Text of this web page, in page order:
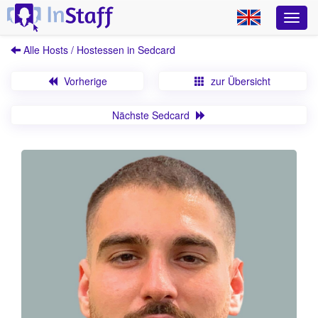
Alle Hosts / Hostessen in Sedcard
Vorherige zur Übersicht
Nächste Sedcard